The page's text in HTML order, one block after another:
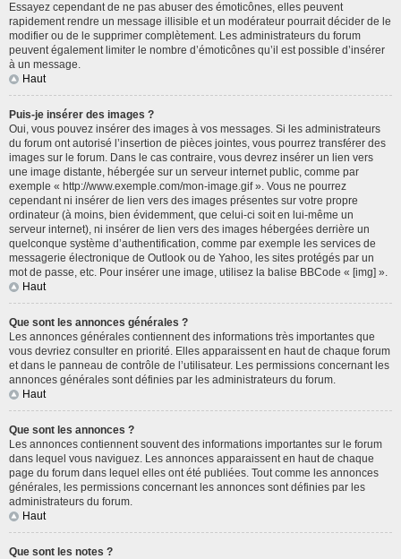
Essayez cependant de ne pas abuser des émoticônes, elles peuvent
rapidement rendre un message illisible et un modérateur pourrait décider de le
modifier ou de le supprimer complètement. Les administrateurs du forum
peuvent également limiter le nombre d’émoticônes qu’il est possible d’insérer
à un message.
Haut
Puis-je insérer des images ?
Oui, vous pouvez insérer des images à vos messages. Si les administrateurs
du forum ont autorisé l’insertion de pièces jointes, vous pourrez transférer des
images sur le forum. Dans le cas contraire, vous devrez insérer un lien vers
une image distante, hébergée sur un serveur internet public, comme par
exemple « http://www.exemple.com/mon-image.gif ». Vous ne pourrez
cependant ni insérer de lien vers des images présentes sur votre propre
ordinateur (à moins, bien évidemment, que celui-ci soit en lui-même un
serveur internet), ni insérer de lien vers des images hébergées derrière un
quelconque système d’authentification, comme par exemple les services de
messagerie électronique de Outlook ou de Yahoo, les sites protégés par un
mot de passe, etc. Pour insérer une image, utilisez la balise BBCode « [img] ».
Haut
Que sont les annonces générales ?
Les annonces générales contiennent des informations très importantes que
vous devriez consulter en priorité. Elles apparaissent en haut de chaque forum
et dans le panneau de contrôle de l’utilisateur. Les permissions concernant les
annonces générales sont définies par les administrateurs du forum.
Haut
Que sont les annonces ?
Les annonces contiennent souvent des informations importantes sur le forum
dans lequel vous naviguez. Les annonces apparaissent en haut de chaque
page du forum dans lequel elles ont été publiées. Tout comme les annonces
générales, les permissions concernant les annonces sont définies par les
administrateurs du forum.
Haut
Que sont les notes ?